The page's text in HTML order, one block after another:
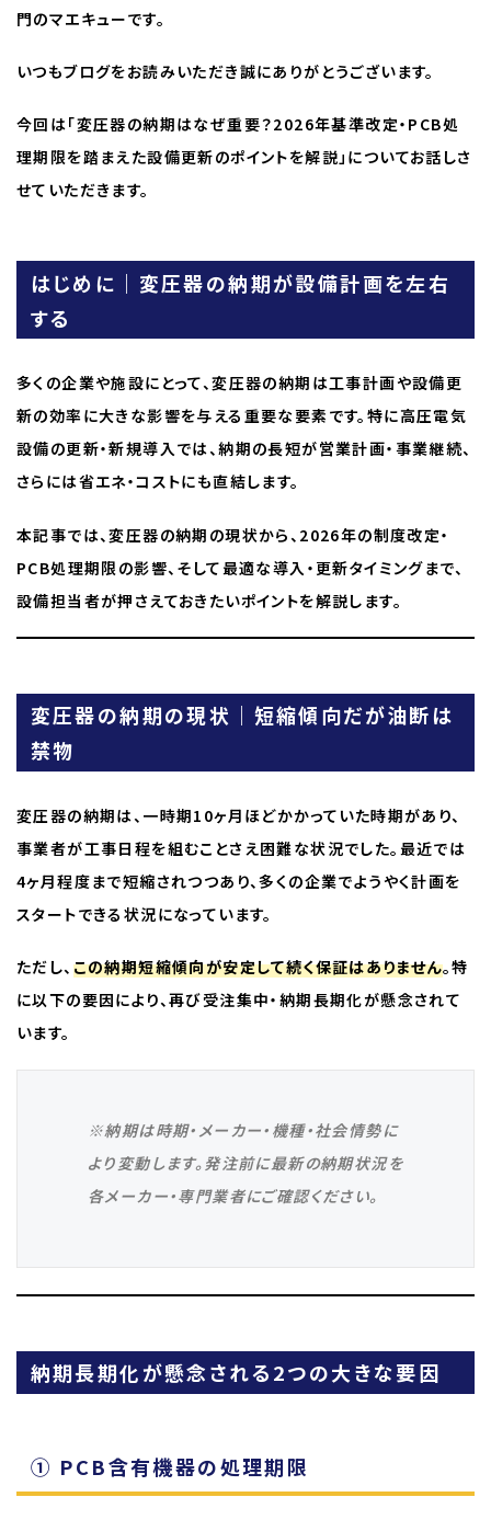
門のマエキューです。
いつもブログをお読みいただき誠にありがとうございます。
今回は「変圧器の納期はなぜ重要？2026年基準改定・PCB処
理期限を踏まえた設備更新のポイントを解説」についてお話しさ
せていただきます。
はじめに｜変圧器の納期が設備計画を左右
する
多くの企業や施設にとって、変圧器の納期は工事計画や設備更
新の効率に大きな影響を与える重要な要素です。特に高圧電気
設備の更新・新規導入では、納期の長短が営業計画・事業継続、
さらには省エネ・コストにも直結します。
本記事では、変圧器の納期の現状から、2026年の制度改定・
PCB処理期限の影響、そして最適な導入・更新タイミングまで、
設備担当者が押さえておきたいポイントを解説します。
変圧器の納期の現状｜短縮傾向だが油断は
禁物
変圧器の納期は、一時期10ヶ月ほどかかっていた時期があり、
事業者が工事日程を組むことさえ困難な状況でした。最近では
4ヶ月程度まで短縮されつつあり、多くの企業でようやく計画を
スタートできる状況になっています。
ただし、 この納期短縮傾向が安定して続く保証はありません。特
に以下の要因により、再び受注集中・納期長期化が懸念されて
います。
※納期は時期・メーカー・機種・社会情勢に
より変動します。発注前に最新の納期状況を
各メーカー・専門業者にご確認ください。
納期長期化が懸念される2つの大きな要因
① PCB含有機器の処理期限